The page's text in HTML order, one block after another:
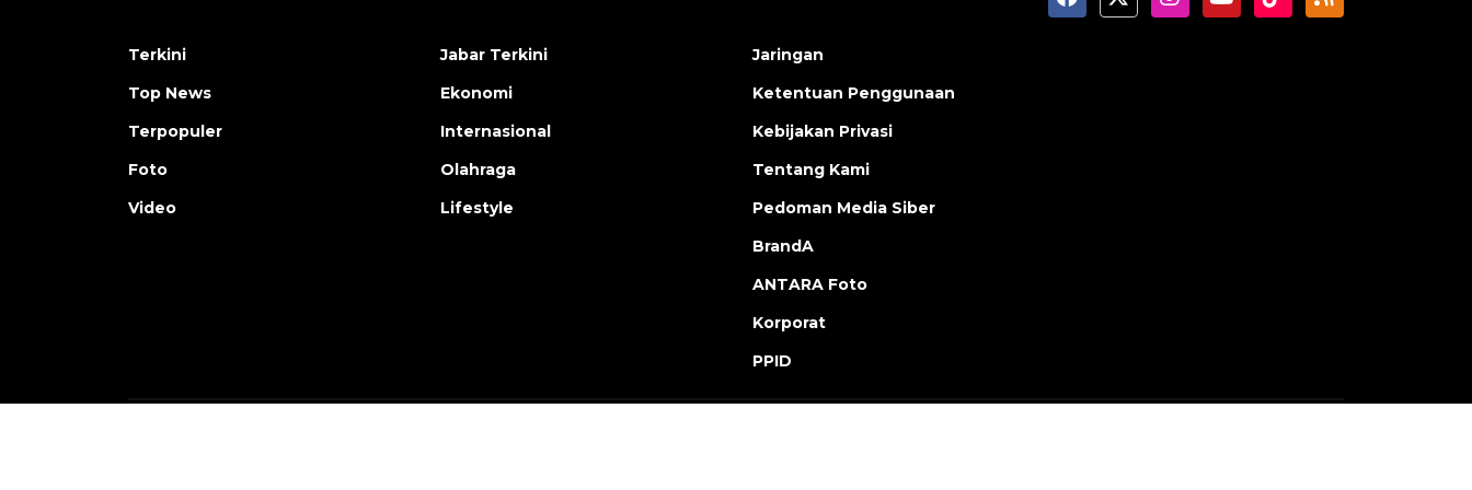
Terkini
Top News
Terpopuler
Foto
Video
Jabar Terkini
Ekonomi
Internasional
Olahraga
Lifestyle
Jaringan
Ketentuan Penggunaan
Kebijakan Privasi
Tentang Kami
Pedoman Media Siber
BrandA
ANTARA Foto
Korporat
PPID